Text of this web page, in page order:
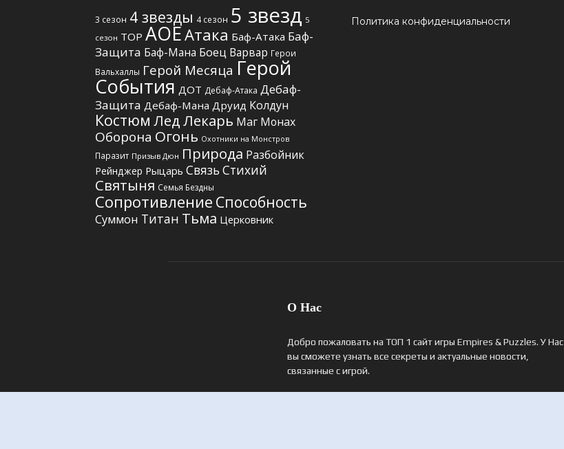
3 сезон 4 звезды 4 сезон 5 звезд 5
сезон TOP АОЕАтака Баф-Атака Баф-
Защита Баф-Мана Боец Варвар Герои
Вальхаллы Герой Месяца Герой
События ДОТ Дебаф-Атака Дебаф-
Защита Дебаф-Мана Друид Колдун
Костюм ЛедЛекарь Маг Монах
Оборона Огонь Охотники на Монстров
Паразит Призыв Дюн Природа Разбойник
Рейнджер Рыцарь Связь Стихий
Святыня Семья Бездны
Сопротивление Способность
Суммон Титан Тьма Церковник
Политика конфиденциальности
О Нас
Добро пожаловать на ТОП 1 сайт игры Empires & Puzzles. У Нас
вы сможете узнать все секреты и актуальные новости,
связанные с игрой.